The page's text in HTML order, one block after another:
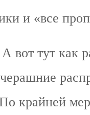
и «все
вот тут как
крайней